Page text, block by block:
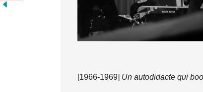
[1966-1969] Un autodidacte qui